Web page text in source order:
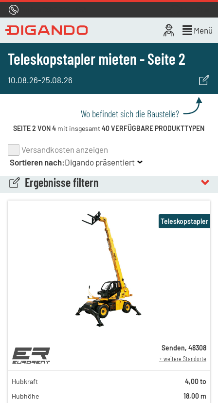
Menü
Teleskopstapler mieten - Seite 2
10.08.26-25.08.26
Wo befindet sich die Baustelle?
SEITE 2 VON 4 mit insgesamt40 VERFÜGBARE PRODUKTTYPEN
Ergebnisse filtern
Versandkosten anzeigen
Sortieren nach:Digando präsentiert
329,00 €
299,00 €
259,00 €
239,00 €
Teleskopstapler
Senden, 48308
+ weitere Standorte
Hubkraft
4,00 to
Hubhöhe
18,00 m